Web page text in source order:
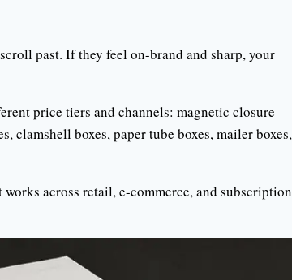
past. If they feel on-brand and sharp, your
price tiers and channels: magnetic closure
clamshell boxes, paper tube boxes, mailer boxes,
across retail, e-commerce, and subscription